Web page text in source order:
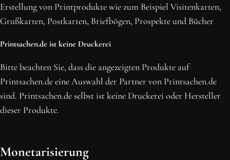
NEWSLETTER ABONNIEREN
Erstellung von Printprodukte wie zum Beispiel Visitenkarten,
Grußkarten, Postkarten, Briefbögen, Prospekte und Bücher
Printsachen.de ist keine Druckerei
Bitte beachten Sie, dass die angezeigten Produkte auf
Printsachen.de eine Auswahl der Partner von Printsachen.de
sind. Printsachen.de selbst ist keine Druckerei oder Hersteller
dieser Produkte.
Monetarisierung